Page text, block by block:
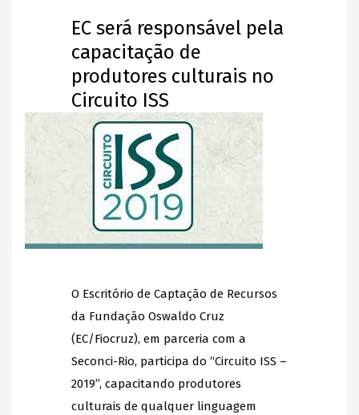
EC será responsável pela
capacitação de
produtores culturais no
Circuito ISS
O Escritório de Captação de Recursos
da Fundação Oswaldo Cruz
(EC/Fiocruz), em parceria com a
Seconci-Rio, participa do “Circuito ISS –
2019”, capacitando produtores
culturais de qualquer linguagem